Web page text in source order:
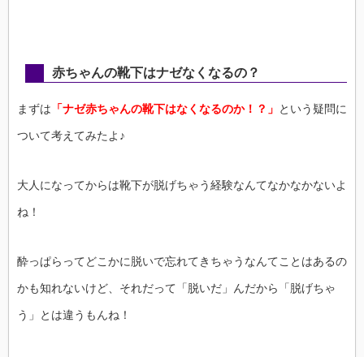
赤ちゃんの靴下はナゼなくなるの？
まずは 「ナゼ赤ちゃんの靴下はなくなるのか！？」 という疑問に
ついて考えてみたよ♪
大人になってからは靴下が脱げちゃう経験なんてなかなかないよ
ね！
酔っぱらってどこかに脱いで忘れてきちゃうなんてことはあるの
かも知れないけど、それだって「脱いだ」んだから「脱げちゃ
う」とは違うもんね！